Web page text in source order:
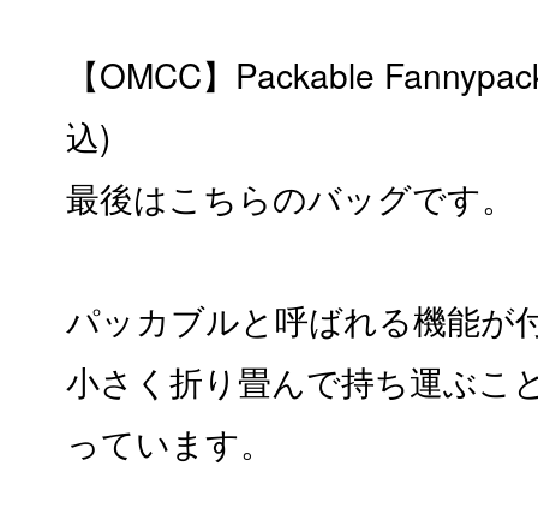
【OMCC】Packable
込)
最後はこちらのバッグです。
パッカブルと呼ばれる機能が
小さく折り畳んで持ち運ぶこ
っています。